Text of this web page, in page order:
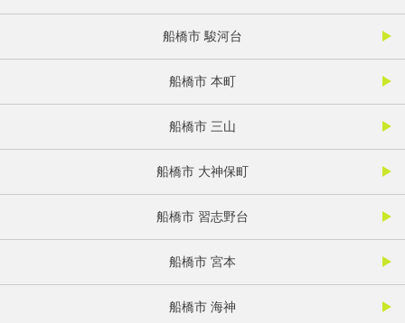
船橋市 駿河台
船橋市 本町
船橋市 三山
船橋市 大神保町
船橋市 習志野台
船橋市 宮本
船橋市 海神